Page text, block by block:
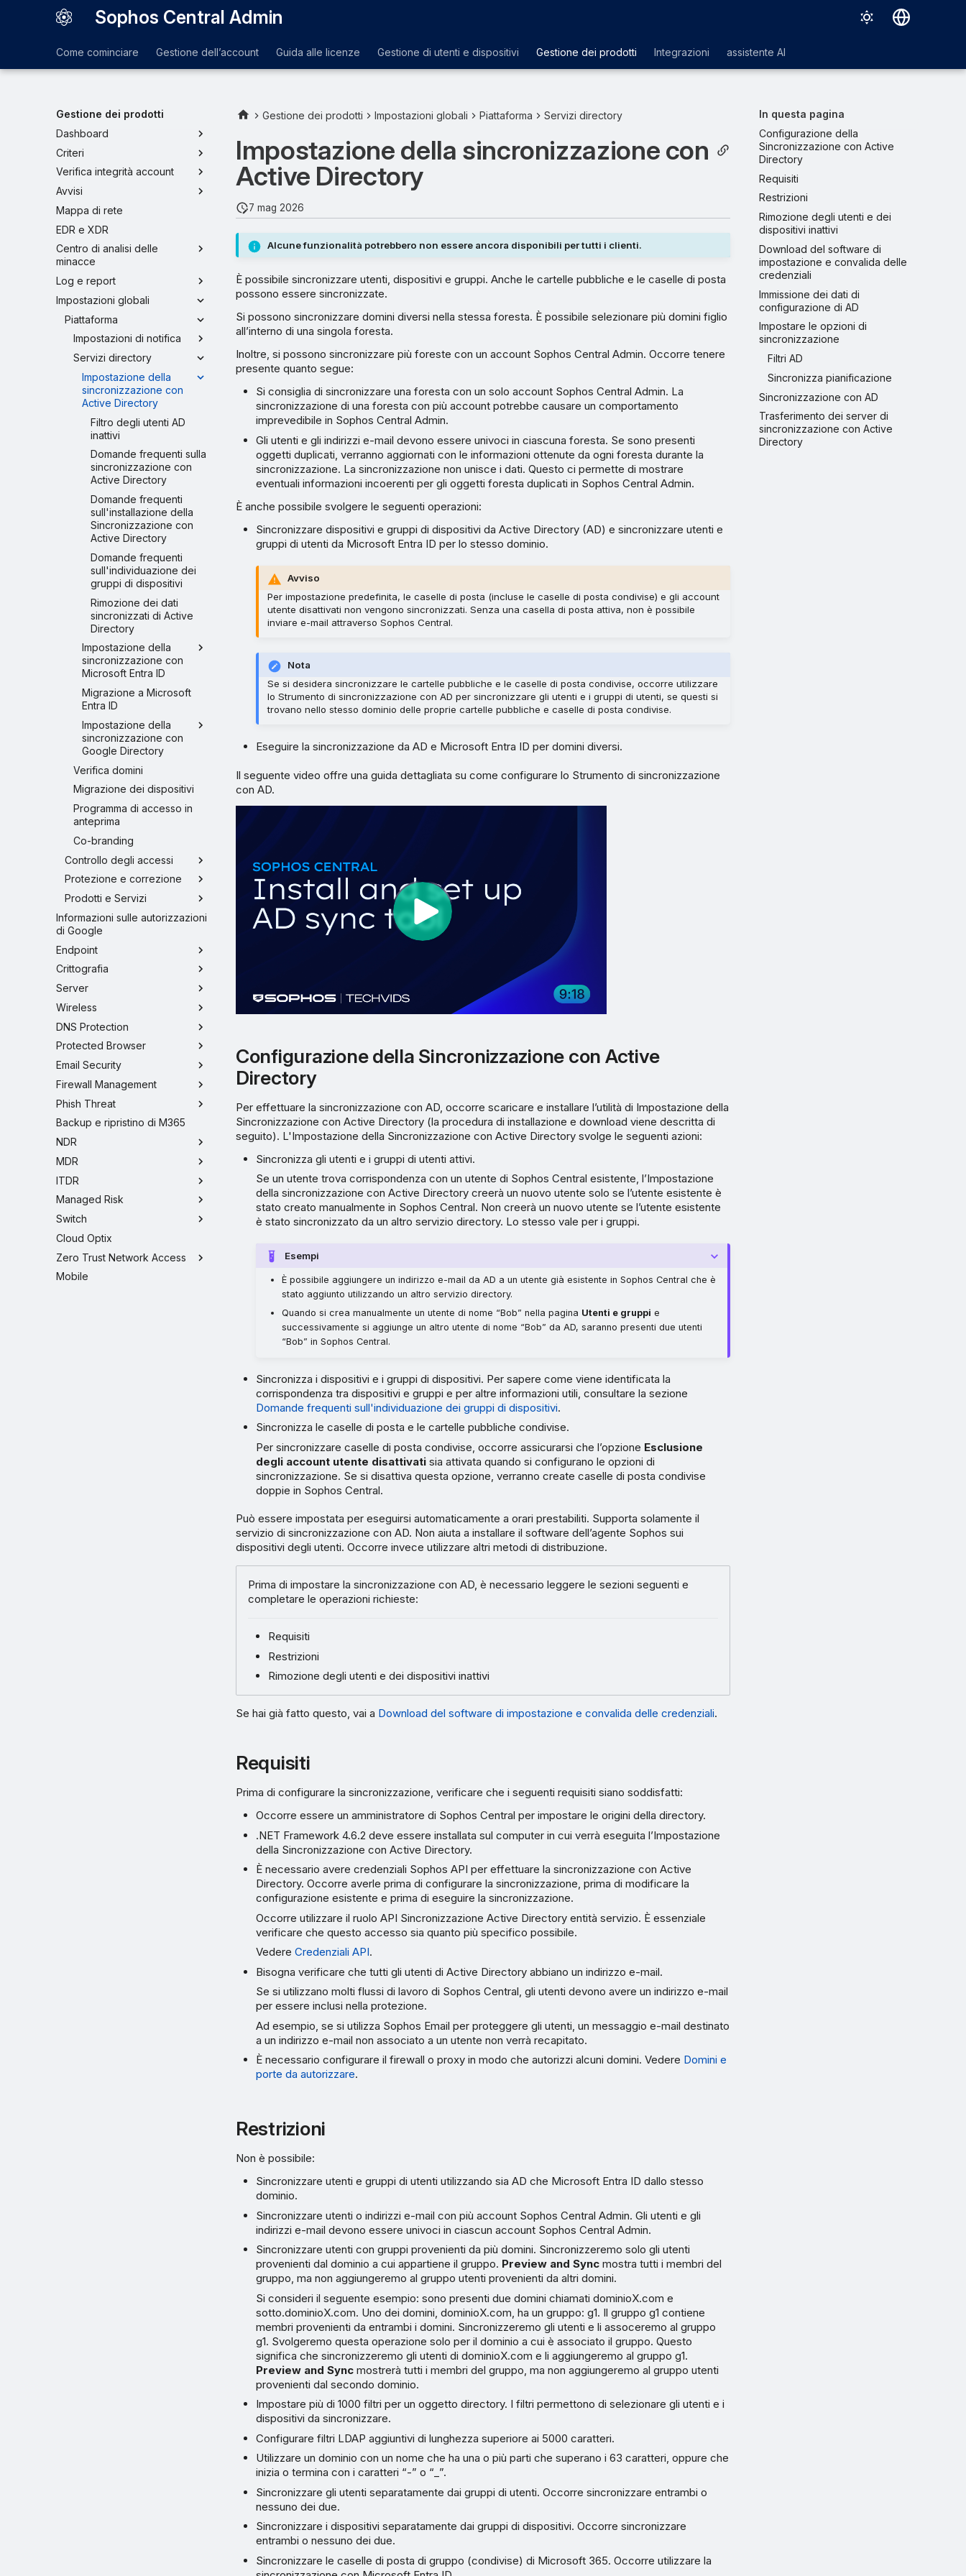
Sophos Central Admin
Français
中文（繁體）
Come cominciare Gestione dell’account Guida alle licenze Gestione di utenti e dispositivi Gestione dei prodotti Integrazioni assistente AI
Gestione dei prodotti
Dashboard
Criteri
Verifica integrità account
Avvisi
Mappa di rete
EDR e XDR
Centro di analisi delle
minacce
Log e report
Impostazioni globali
Piattaforma
Impostazioni di notifica
Servizi directory
Impostazione della
sincronizzazione con
Active Directory
Filtro degli utenti AD
inattivi
Domande frequenti sulla
sincronizzazione con
Active Directory
Domande frequenti
sull'installazione della
Sincronizzazione con
Active Directory
Domande frequenti
sull'individuazione dei
gruppi di dispositivi
Rimozione dei dati
sincronizzati di Active
Directory
Impostazione della
sincronizzazione con
Microsoft Entra ID
Migrazione a Microsoft
Entra ID
Impostazione della
sincronizzazione con
Google Directory
Verifica domini
Migrazione dei dispositivi
Programma di accesso in
anteprima
Co-branding
Controllo degli accessi
Protezione e correzione
Prodotti e Servizi
Informazioni sulle autorizzazioni
di Google
Endpoint
Crittografia
Server
Wireless
DNS Protection
Protected Browser
Email Security
Firewall Management
Phish Threat
Backup e ripristino di M365
NDR
MDR
ITDR
Managed Risk
Switch
Cloud Optix
Zero Trust Network Access
Mobile
In questa pagina
Configurazione della
Sincronizzazione con Active
Directory
Requisiti
Restrizioni
Rimozione degli utenti e dei
dispositivi inattivi
Download del software di
impostazione e convalida delle
credenziali
Immissione dei dati di
configurazione di AD
Impostare le opzioni di
sincronizzazione
Filtri AD
Sincronizza pianificazione
Sincronizzazione con AD
Trasferimento dei server di
sincronizzazione con Active
Directory
Gestione dei prodotti Impostazioni globali Piattaforma Servizi directory
Impostazione della sincronizzazione con
Active Directory
7 mag 2026
Alcune funzionalità potrebbero non essere ancora disponibili per tutti i clienti.
È possibile sincronizzare utenti, dispositivi e gruppi. Anche le cartelle pubbliche e le caselle di posta
possono essere sincronizzate.
Si possono sincronizzare domini diversi nella stessa foresta. È possibile selezionare più domini figlio
all’interno di una singola foresta.
Inoltre, si possono sincronizzare più foreste con un account Sophos Central Admin. Occorre tenere
presente quanto segue:
Si consiglia di sincronizzare una foresta con un solo account Sophos Central Admin. La
sincronizzazione di una foresta con più account potrebbe causare un comportamento
imprevedibile in Sophos Central Admin.
Gli utenti e gli indirizzi e-mail devono essere univoci in ciascuna foresta. Se sono presenti
oggetti duplicati, verranno aggiornati con le informazioni ottenute da ogni foresta durante la
sincronizzazione. La sincronizzazione non unisce i dati. Questo ci permette di mostrare
eventuali informazioni incoerenti per gli oggetti foresta duplicati in Sophos Central Admin.
È anche possibile svolgere le seguenti operazioni:
Sincronizzare dispositivi e gruppi di dispositivi da Active Directory (AD) e sincronizzare utenti e
gruppi di utenti da Microsoft Entra ID per lo stesso dominio.
Avviso
Per impostazione predefinita, le caselle di posta (incluse le caselle di posta condivise) e gli account
utente disattivati non vengono sincronizzati. Senza una casella di posta attiva, non è possibile
inviare e-mail attraverso Sophos Central.
Nota
Se si desidera sincronizzare le cartelle pubbliche e le caselle di posta condivise, occorre utilizzare
lo Strumento di sincronizzazione con AD per sincronizzare gli utenti e i gruppi di utenti, se questi si
trovano nello stesso dominio delle proprie cartelle pubbliche e caselle di posta condivise.
Eseguire la sincronizzazione da AD e Microsoft Entra ID per domini diversi.
Il seguente video offre una guida dettagliata su come configurare lo Strumento di sincronizzazione
con AD.
Configurazione della Sincronizzazione con Active
Directory
Per effettuare la sincronizzazione con AD, occorre scaricare e installare l’utilità di Impostazione della
Sincronizzazione con Active Directory (la procedura di installazione e download viene descritta di
seguito). L'Impostazione della Sincronizzazione con Active Directory svolge le seguenti azioni:
Sincronizza gli utenti e i gruppi di utenti attivi.
Se un utente trova corrispondenza con un utente di Sophos Central esistente, l’Impostazione
della sincronizzazione con Active Directory creerà un nuovo utente solo se l’utente esistente è
stato creato manualmente in Sophos Central. Non creerà un nuovo utente se l’utente esistente
è stato sincronizzato da un altro servizio directory. Lo stesso vale per i gruppi.
Esempi
È possibile aggiungere un indirizzo e-mail da AD a un utente già esistente in Sophos Central che è
stato aggiunto utilizzando un altro servizio directory.
Quando si crea manualmente un utente di nome “Bob” nella pagina Utenti e gruppi e
successivamente si aggiunge un altro utente di nome “Bob” da AD, saranno presenti due utenti
“Bob” in Sophos Central.
Sincronizza i dispositivi e i gruppi di dispositivi. Per sapere come viene identificata la
corrispondenza tra dispositivi e gruppi e per altre informazioni utili, consultare la sezione
Domande frequenti sull'individuazione dei gruppi di dispositivi.
Sincronizza le caselle di posta e le cartelle pubbliche condivise.
Per sincronizzare caselle di posta condivise, occorre assicurarsi che l’opzione Esclusione
degli account utente disattivati sia attivata quando si configurano le opzioni di
sincronizzazione. Se si disattiva questa opzione, verranno create caselle di posta condivise
doppie in Sophos Central.
Può essere impostata per eseguirsi automaticamente a orari prestabiliti. Supporta solamente il
servizio di sincronizzazione con AD. Non aiuta a installare il software dell’agente Sophos sui
dispositivi degli utenti. Occorre invece utilizzare altri metodi di distribuzione.
Prima di impostare la sincronizzazione con AD, è necessario leggere le sezioni seguenti e
completare le operazioni richieste:
Requisiti
Restrizioni
Rimozione degli utenti e dei dispositivi inattivi
Se hai già fatto questo, vai a Download del software di impostazione e convalida delle credenziali.
Requisiti
Prima di configurare la sincronizzazione, verificare che i seguenti requisiti siano soddisfatti:
Occorre essere un amministratore di Sophos Central per impostare le origini della directory.
.NET Framework 4.6.2 deve essere installata sul computer in cui verrà eseguita l’Impostazione
della Sincronizzazione con Active Directory.
È necessario avere credenziali Sophos API per effettuare la sincronizzazione con Active
Directory. Occorre averle prima di configurare la sincronizzazione, prima di modificare la
configurazione esistente e prima di eseguire la sincronizzazione.
Occorre utilizzare il ruolo API Sincronizzazione Active Directory entità servizio. È essenziale
verificare che questo accesso sia quanto più specifico possibile.
VedereCredenziali API.
Bisogna verificare che tutti gli utenti di Active Directory abbiano un indirizzo e-mail.
Se si utilizzano molti flussi di lavoro di Sophos Central, gli utenti devono avere un indirizzo e-mail
per essere inclusi nella protezione.
Ad esempio, se si utilizza Sophos Email per proteggere gli utenti, un messaggio e-mail destinato
a un indirizzo e-mail non associato a un utente non verrà recapitato.
È necessario configurare il firewall o proxy in modo che autorizzi alcuni domini. Vedere Domini e
porte da autorizzare.
Restrizioni
Non è possibile:
Sincronizzare utenti e gruppi di utenti utilizzando sia AD che Microsoft Entra ID dallo stesso
dominio.
Sincronizzare utenti o indirizzi e-mail con più account Sophos Central Admin. Gli utenti e gli
indirizzi e-mail devono essere univoci in ciascun account Sophos Central Admin.
Sincronizzare utenti con gruppi provenienti da più domini. Sincronizzeremo solo gli utenti
provenienti dal dominio a cui appartiene il gruppo. Preview and Sync mostra tutti i membri del
gruppo, ma non aggiungeremo al gruppo utenti provenienti da altri domini.
Si consideri il seguente esempio: sono presenti due domini chiamati dominioX.com e
sotto.dominioX.com. Uno dei domini, dominioX.com, ha un gruppo: g1. Il gruppo g1 contiene
membri provenienti da entrambi i domini. Sincronizzeremo gli utenti e li assoceremo al gruppo
g1. Svolgeremo questa operazione solo per il dominio a cui è associato il gruppo. Questo
significa che sincronizzeremo gli utenti di dominioX.com e li aggiungeremo al gruppo g1.
Preview and Sync mostrerà tutti i membri del gruppo, ma non aggiungeremo al gruppo utenti
provenienti dal secondo dominio.
Impostare più di 1000 filtri per un oggetto directory. I filtri permettono di selezionare gli utenti e i
dispositivi da sincronizzare.
Configurare filtri LDAP aggiuntivi di lunghezza superiore ai 5000 caratteri.
Utilizzare un dominio con un nome che ha una o più parti che superano i 63 caratteri, oppure che
inizia o termina con i caratteri “-” o “_”.
Sincronizzare gli utenti separatamente dai gruppi di utenti. Occorre sincronizzare entrambi o
nessuno dei due.
Sincronizzare i dispositivi separatamente dai gruppi di dispositivi. Occorre sincronizzare
entrambi o nessuno dei due.
Sincronizzare le caselle di posta di gruppo (condivise) di Microsoft 365. Occorre utilizzare la